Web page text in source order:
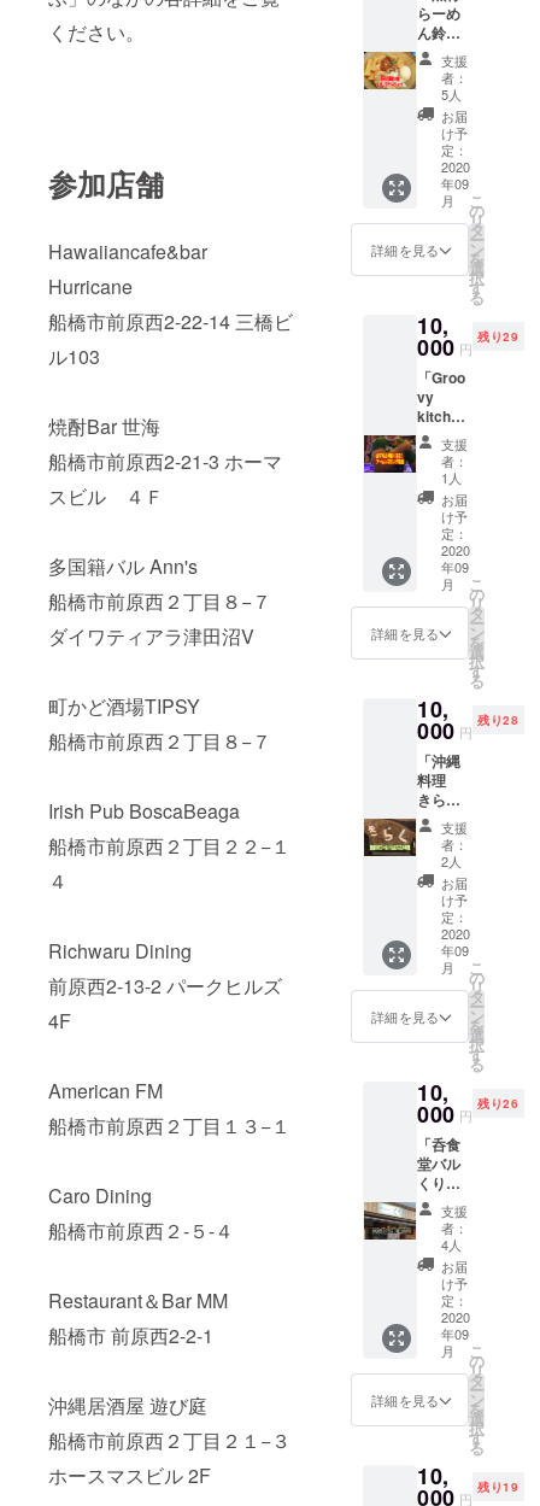
ください。
参加店舗
Hawaiiancafe&bar
Hurricane
船橋市前原西2-22-14 三橋ビ
ル103
焼酎Bar 世海
船橋市前原西2-21-3 ホーマ
スビル ４Ｆ
多国籍バル Ann's
船橋市前原西２丁目８−７
ダイワティアラ津田沼V
町かど酒場TIPSY
船橋市前原西２丁目８−７
Irish Pub BoscaBeaga
船橋市前原西２丁目２２−１
４
Richwaru Dining
前原西2-13-2 パークヒルズ
4F
American FM
船橋市前原西２丁目１３−１
Caro Dining
船橋市前原西２-５-４
Restaurant＆Bar MM
船橋市 前原西2-2-1
沖縄居酒屋 遊び庭
船橋市前原西２丁目２１−３
ホースマスビル 2F
換でき
ます。
※鶏’s串
で販売
してい
るもの
に限り
ます。
※お酒は
開栓し
た状態
のもの
を店内
す。 ※
有効期
2020年
12月ま
でとし
ます。
らーめ
ん鈴木
さんよ
り」 餃
子5個無
料券30
枚とMY
NAME
SUZUKI
Tシャツ
と交換
できる
チケッ
ます。
※チケッ
トはご
来店の
際、店
頭で現
物と交
換でき
ます。
※有効期
限は
2021年
12月ま
でとし
ます。
支援
者：
5人
お届
け予
定：
2020
年09
月
詳細を見る
こ
の
リ
タ
ー
ン
を
選
択
す
る
10,
000 円
残り29
「Groo
vy
kitchen
より」
全日本
アーム
レスリ
ング選
手権2位
のマス
ターに
よる
「必ず
今より
強くな
レスリ
ング講
座」受
講チ
ケット
をご提
供しま
す。 ※
チケッ
トはご
来店の
際、店
頭で現
物と交
換でき
ます。
※講座は
て行い
ます。
打ち合
わせの
ために
メール
アドレ
スをご
入力く
ださ
い。 ※
有効期
限は
2021年
12月ま
でとし
支援
者：
1人
お届
け予
定：
2020
年09
月
詳細を見る
こ
の
リ
タ
ー
ン
を
選
択
す
る
10,
000 円
残り28
「沖縄
料理
きらく
より」
泡盛VIP
ゴール
ド1本＆
その日
のおス
スメ料
理1品を
お受け
取りい
ただけ
るチ
供いた
しま
す。 ※
チケッ
トはご
来店の
際、店
頭で現
物と交
換でき
ます。
※お酒は
開栓し
た状態
のもの
を店内
にてご
有効期
限は
支援
者：
2人
お届
け予
定：
2020
年09
月
詳細を見る
こ
の
リ
タ
ー
ン
を
選
択
す
る
10,
000 円
残り26
「呑食
堂バル
くりよ
り」 ス
タッフ
厳選の
ワイン
ボトル
を赤白1
本づつ
受け取
る事が
出来る
チケッ
トをご
※チケッ
トはご
支援
者：
4人
お届
け予
定：
2020
年09
月
詳細を見る
こ
の
リ
タ
ー
ン
を
選
択
す
る
10,
000 円
残り19